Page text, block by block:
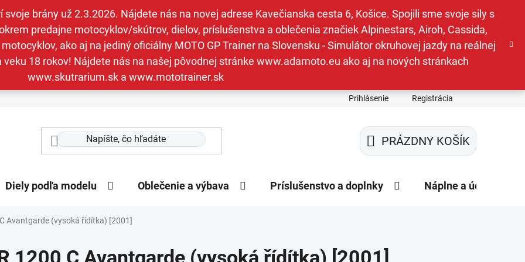
brány už 2.3.2026. Nájdete nás na novej adrese Kavečianska cesta 6, Košice. Spojili sme svoje sily s
predajne motocyklov/skútrov, dielov, príslušenstva a oblečenia značiek Alpinestars, Airoh, Cassida,
ako aj na jediný oficiálny MOTO GP Trainer na Slovensku - Simulátor okruhovej jazdy na reálnej
18 rokov! Nájdete nás na našej pôvodnej stránke www.adamoto.eu ako aj na nových stránkach
www.skutrarium.sk a www.mototrainer.sk
Prihlásenie Registrácia
NÁKUPNÝ
KOŠÍK
PRÁZDNY KOŠÍK
Diely podľa modelu Oblečenie a výbava Príslušenstvo a doplnky Náplne a údržba
Avantgarde (vysoká řídítka) [2001]
1200 C Avantgarde (vysoká řídítka) [2001]